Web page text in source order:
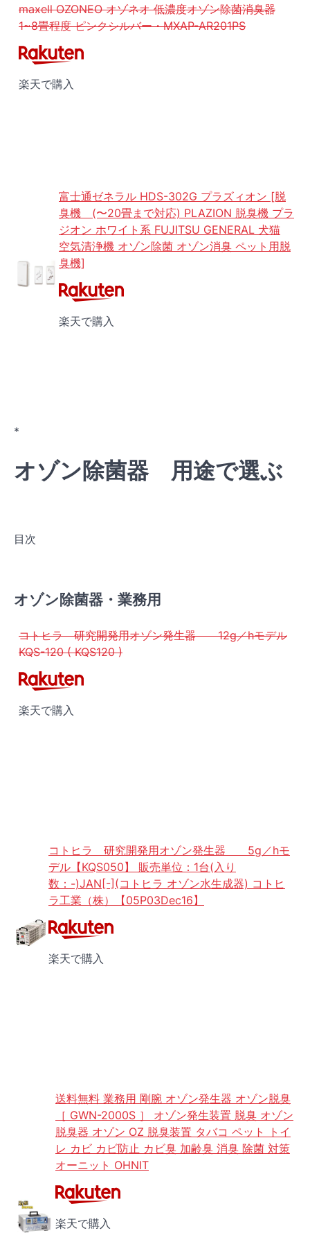
maxell OZONEO オゾネオ 低濃度オゾン除菌消臭器
1~8畳程度 ピンクシルバー・MXAP-AR201PS
楽天で購入
富士通ゼネラル HDS-302G プラズィオン [脱
臭機 (〜20畳まで対応) PLAZION 脱臭機 プラ
ジオン ホワイト系 FUJITSU GENERAL 犬猫
空気清浄機 オゾン除菌 オゾン消臭 ペット用脱
臭機]
楽天で購入
*
オゾン除菌器 用途で選ぶ
目次
オゾン除菌器・業務用
コトヒラ 研究開発用オゾン発生器 12g／hモデル
KQS-120 ( KQS120 )
楽天で購入
コトヒラ 研究開発用オゾン発生器 5g／hモ
デル【KQS050】 販売単位：1台(入り
数：-)JAN[-](コトヒラ オゾン水生成器) コトヒ
ラ工業（株）【05P03Dec16】
楽天で購入
送料無料 業務用 剛腕 オゾン発生器 オゾン脱臭
［ GWN-2000S ］ オゾン発生装置 脱臭 オゾン
脱臭器 オゾン OZ 脱臭装置 タバコ ペット トイ
レ カビ カビ防止 カビ臭 加齢臭 消臭 除菌 対策
オーニット OHNIT
楽天で購入